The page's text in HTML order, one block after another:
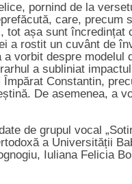
pornind de la
care, precum
tot așa sunt încredințat
a rostit un cuvânt de
vorbit despre modelul
a subliniat
Constantin,
De asemenea, a
de grupul vocal
a Universității
Iuliana Felicia